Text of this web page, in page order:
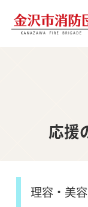
応援
理容・美